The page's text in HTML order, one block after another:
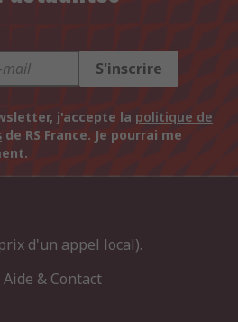
S'inscrire
j'accepte la politique de
de RS France. Je pourrai me
d'un appel local).
& Contact